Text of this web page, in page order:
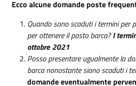
Ecco alcune domande poste
Quando sono scaduti i termini per
per ottenere il posto barca?I
ottobre 2021
Posso presentare ugualmente la
barca nonostante siano scaduti i
domande eventualmente